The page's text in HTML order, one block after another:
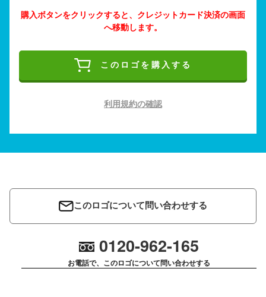
購入ボタンをクリックすると、クレジットカード決済の画面
へ移動します。
このロゴを購入する
利用規約の確認
このロゴについて問い合わせする
0120-962-165
お電話で、このロゴについて問い合わせする